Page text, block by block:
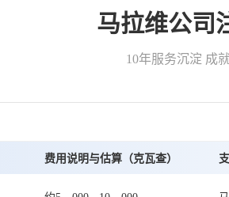
马拉维公司
10年服务沉淀 成
费用说明与估算（克瓦查）